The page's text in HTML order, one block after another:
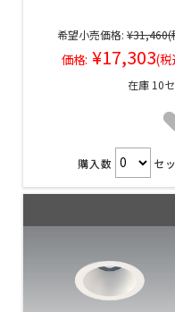
希望小売価格: ¥31,460(
価格: ¥17,303(税
在庫 10
購入数 セ